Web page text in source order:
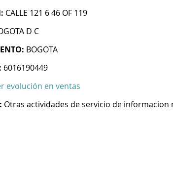
CALLE 121 6 46 OF 119
D C
BOGOTA
6016190449
evolución en ventas
Otras actividades de servicio de informacion